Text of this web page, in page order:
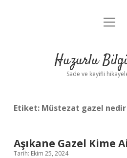
Anasayfa
Yasal
menüyü
Huzurlu
Sade ve keyifli
Etiket: Müstezat gazel nedir
Aşıkane Gazel Kime
Tarih: Ekim 25, 2024